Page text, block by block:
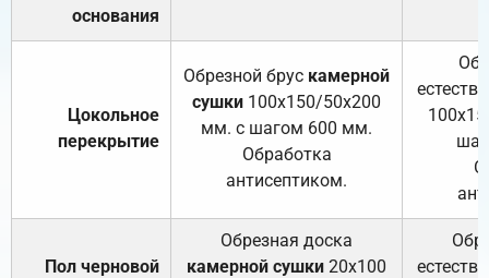
основания
Цокольное
перекрытие
Обрезной брус камерной
сушки 100х150/50х200
мм. с шагом 600 мм.
Обработка
антисептиком.
Пол черновой
Обрезная доска
камерной сушки 20х100